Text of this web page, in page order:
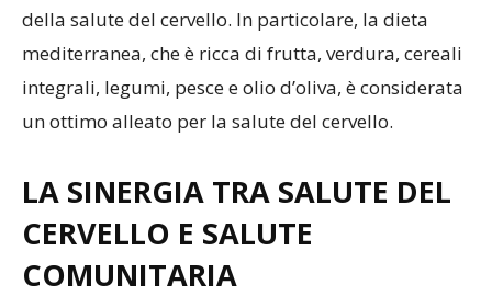
della salute del cervello. In particolare, la dieta
mediterranea, che è ricca di frutta, verdura, cereali
integrali, legumi, pesce e olio d’oliva, è considerata
un ottimo alleato per la salute del cervello.
LA SINERGIA TRA SALUTE DEL
CERVELLO E SALUTE
COMUNITARIA